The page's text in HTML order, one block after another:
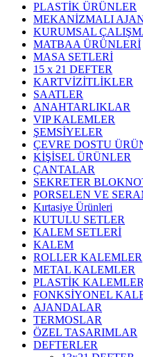
PLASTİK ÜRÜNLER
MEKANİZMALI
KURUMSAL
MATBAA ÜRÜNLERİ
MASA SETLERİ
15 x 21 DEFTER
KARTVİZİTLİKLER
SAATLER
ANAHTARLIKLAR
VIP KALEMLER
ŞEMSİYELER
ÇEVRE DOSTU
KİŞİSEL ÜRÜNLER
ÇANTALAR
SEKRETER
PORSELEN VE
Kırtasiye Ürünleri
KUTULU SETLER
KALEM SETLERİ
KALEM
ROLLER KALEMLER
METAL KALEMLER
PLASTİK KALEMLER
FONKSİYONEL
AJANDALAR
TERMOSLAR
ÖZEL TASARIMLAR
DEFTERLER